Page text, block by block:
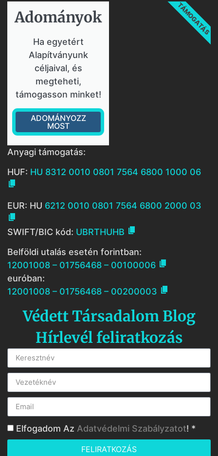
Adományok​
Ha egyetért
Alapítványunk
céljaival, és
megteheti,
támogasson minket!
ADOMÁNYOZZ
MOST
TÁMOGATÁS
Anyagi támogatás:
HUF: HU 8312 0010 0801 7564 6800 1000 06

EUR: HU 6212 0010 0801 7564 6800 2000 03

SWIFT/BIC kód: UBRTHUHB 
Belföldi utalás esetén forintban:
12001008 – 01756468 – 00100006 
euróban:
12001008 – 01756468 – 00200003 
Védett Társadalom Blog
Hírlevél feliratkozás
Elfogadom Az Adatvédelmi Szabályzatot! *
FELIRATKOZÁS